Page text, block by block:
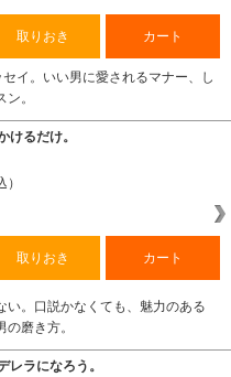
取りおき カート
イ。いい男に愛されるマナー、し
。
けるだけ。
）
取りおき カート
い。口説かなくても、魅力のある
磨き方。
レラになろう。